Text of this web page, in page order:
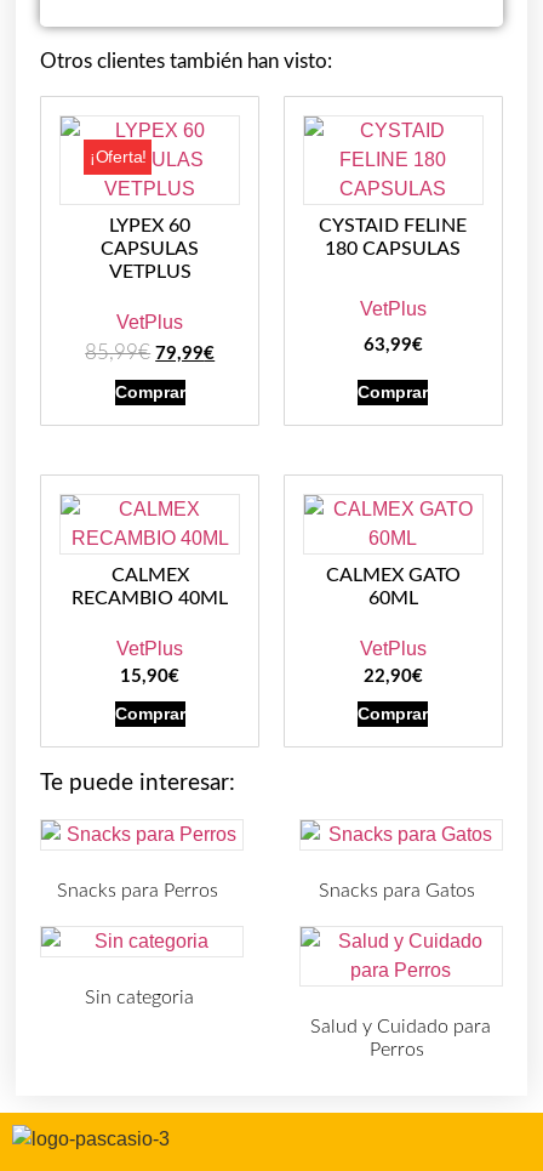
Otros clientes también han visto:
¡Oferta!
LYPEX 60
CAPSULAS
VETPLUS
VetPlus
85,99€ 79,99€
Comprar
CYSTAID FELINE
180 CAPSULAS
VetPlus
63,99€
Comprar
CALMEX
RECAMBIO 40ML
VetPlus
15,90€
Comprar
CALMEX GATO
60ML
VetPlus
22,90€
Comprar
Te puede interesar:
Snacks para Perros Snacks para Gatos
Sin categoria
Salud y Cuidado para
Perros